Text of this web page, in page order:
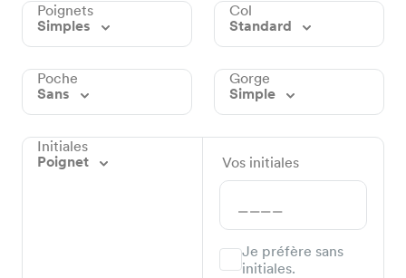
Poignets
Simples
Col
Standard
Poche
Sans
Gorge
Simple
Initiales
Poignet
Vos initiales
Je préfère sans
initiales.